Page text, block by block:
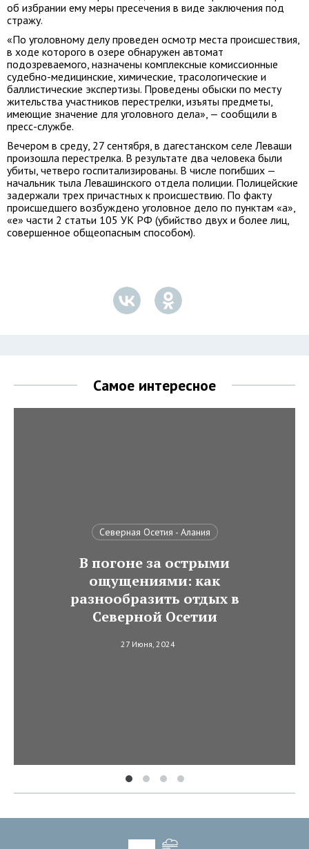
об избрании ему меры пресечения в виде заключения под
стражу.
«По уголовному делу проведен осмотр места происшествия,
в ходе которого в озере обнаружен автомат
подозреваемого, назначены комплексные комиссионные
судебно-медицинские, химические, трасологические и
баллистические экспертизы. Проведены обыски по месту
жительства участников перестрелки, изъяты предметы,
имеющие значение для уголовного дела», — сообщили в
пресс-службе.
Вечером в среду, 27 сентября, в дагестанском селе Леваши
произошла перестрелка. В результате два человека были
убиты, четверо госпитализированы. В числе погибших —
начальник тыла Левашинского отдела полиции. Полицейские
задержали трех причастных к происшествию. По факту
происшедшего возбуждено уголовное дело по пунктам «а»,
«е» части 2 статьи 105 УК РФ (убийство двух и более лиц,
совершенное общеопасным способом).
Самое интересное
Северная Осетия - Алания
В погоне за острыми
ощущениями: как
разнообразить отдых в
Северной Осетии
27 Июня, 2024